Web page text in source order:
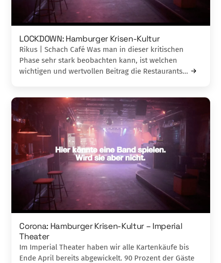
LOCKDOWN: Hamburger Krisen-Kultur
Rikus | Schach Café Was man in dieser kritischen
Phase sehr stark beobachten kann, ist welchen
wichtigen und wertvollen Beitrag die Restaurants…
Corona: Hamburger Krisen-Kultur – Imperial
Theater
Im Imperial Theater haben wir alle Kartenkäufe bis
Ende April bereits abgewickelt. 90 Prozent der Gäste